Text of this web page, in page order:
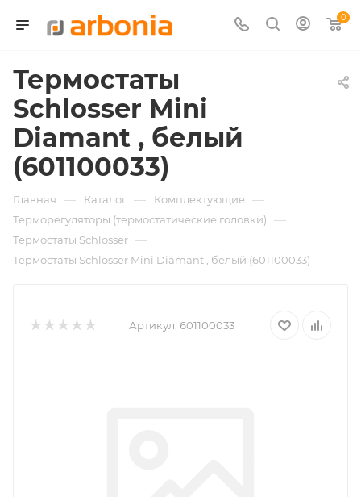
0
Термостаты
Schlosser Mini
Diamant , белый
(601100033)
Главная — Каталог — Комплектующие —
Терморегуляторы (термостатические головки) —
Термостаты Schlosser —
Термостаты Schlosser Mini Diamant , белый (601100033)
Артикул: 601100033